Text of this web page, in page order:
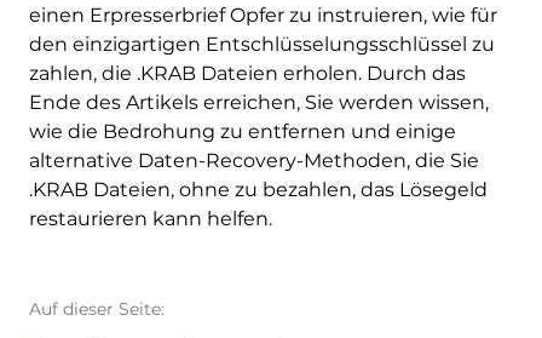
einen Erpresserbrief Opfer zu instruieren, wie für
den einzigartigen Entschlüsselungsschlüssel zu
zahlen, die .KRAB Dateien erholen. Durch das
Ende des Artikels erreichen, Sie werden wissen,
wie die Bedrohung zu entfernen und einige
alternative Daten-Recovery-Methoden, die Sie
.KRAB Dateien, ohne zu bezahlen, das Lösegeld
restaurieren kann helfen.
Auf dieser Seite: